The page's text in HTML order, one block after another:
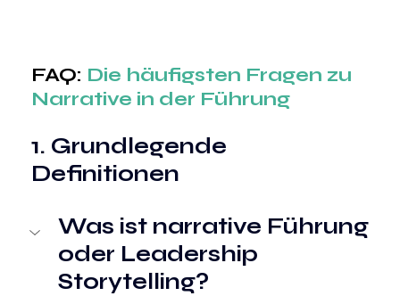
FAQ: Die häufigsten Fragen zu
Narrative in der Führung
1. Grundlegende
Definitionen
Was ist narrative Führung
oder Leadership
Storytelling?